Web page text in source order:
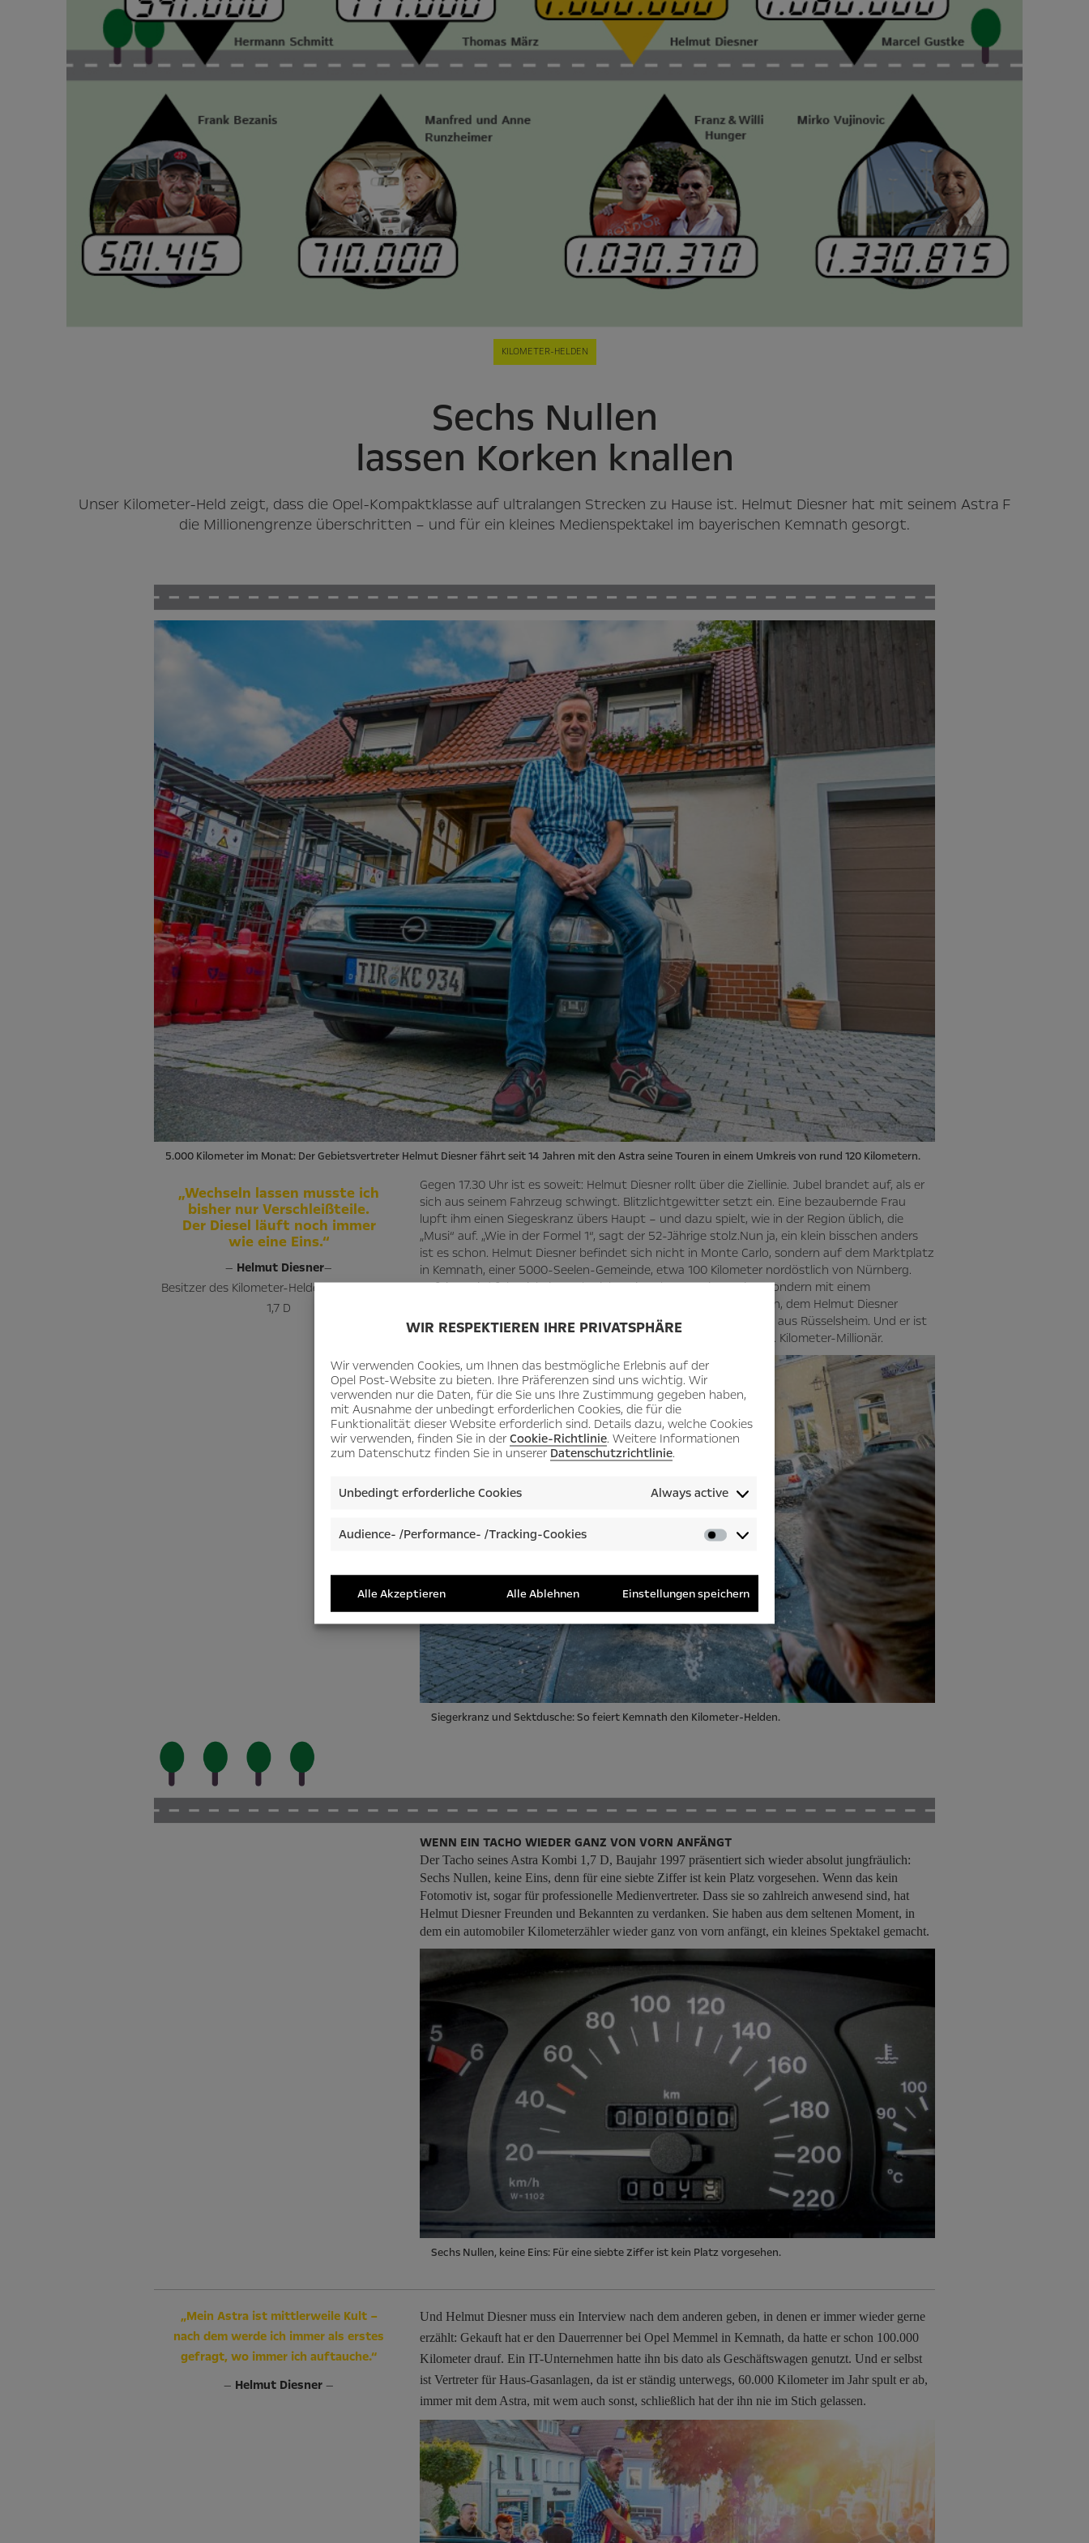
WIR RESPEKTIEREN IHRE PRIVATSPHÄRE
Wir verwenden Cookies, um Ihnen das bestmögliche Erlebnis auf der
Opel Post-Website zu bieten. Ihre Präferenzen sind uns wichtig. Wir
verwenden nur die Daten, für die Sie uns Ihre Zustimmung gegeben haben,
mit Ausnahme der unbedingt erforderlichen Cookies, die für die
Funktionalität dieser Website erforderlich sind. Details dazu, welche Cookies
wir verwenden, finden Sie in der Cookie-Richtlinie. Weitere Informationen
zum Datenschutz finden Sie in unserer Datenschutzrichtlinie.
Unbedingt erforderliche Cookies Always active
Audience- /Performance- /Tracking-Cookies
Audience-
/Performance-
/Tracking-
Cookies
Alle Akzeptieren Alle Ablehnen Einstellungen speichern
KILOMETER-HELDEN
Sechs Nullen
lassen Korken knallen
Unser Kilometer-Held zeigt, dass die Opel-Kompaktklasse auf ultralangen Strecken zu Hause ist. Helmut Diesner hat mit seinem Astra F
die Millionengrenze überschritten – und für ein kleines Medienspektakel im bayerischen Kemnath gesorgt.
5.000 Kilometer im Monat: Der Gebietsvertreter Helmut Diesner fährt seit 14 Jahren mit den Astra seine Touren in einem Umkreis von rund 120 Kilometern.
„Wechseln lassen musste ich
bisher nur Verschleißteile.
Der Diesel läuft noch immer
wie eine Eins.“
— Helmut Diesner—
Besitzer des Kilometer-Helden Astra Kombi
1,7 D
Gegen 17.30 Uhr ist es soweit: Helmut Diesner rollt über die Ziellinie. Jubel brandet auf, als er
sich aus seinem Fahrzeug schwingt. Blitzlichtgewitter setzt ein. Eine bezaubernde Frau
lupft ihm einen Siegeskranz übers Haupt – und dazu spielt, wie in der Region üblich, die
„Musi“ auf. „Wie in der Formel 1“, sagt der 52-Jährige stolz.Nun ja, ein klein bisschen anders
ist es schon. Helmut Diesner befindet sich nicht in Monte Carlo, sondern auf dem Marktplatz
in Kemnath, einer 5000-Seelen-Gemeinde, etwa 100 Kilometer nordöstlich von Nürnberg.
Gefeiert wird folgerichtig auch nicht mit Schampus im Casino, sondern mit einem
oberpfälzischen Bier in der „Zoiglstube zum Hoiderer“. Der Wagen, dem Helmut Diesner
entstiegen ist, ist kein Formel 1-Bolide, sondern ein 82-PS-Astra aus Rüsselsheim. Und er ist
soeben nicht Formel 1-Weltmeister geworden, sondern Millionär. Kilometer-Millionär.
Siegerkranz und Sektdusche: So feiert Kemnath den Kilometer-Helden.
WENN EIN TACHO WIEDER GANZ VON VORN ANFÄNGT
Der Tacho seines Astra Kombi 1,7 D, Baujahr 1997 präsentiert sich wieder absolut jungfräulich:
Sechs Nullen, keine Eins, denn für eine siebte Ziffer ist kein Platz vorgesehen. Wenn das kein
Fotomotiv ist, sogar für professionelle Medienvertreter. Dass sie so zahlreich anwesend sind, hat
Helmut Diesner Freunden und Bekannten zu verdanken. Sie haben aus dem seltenen Moment, in
dem ein automobiler Kilometerzähler wieder ganz von vorn anfängt, ein kleines Spektakel gemacht.
Sechs Nullen, keine Eins: Für eine siebte Ziffer ist kein Platz vorgesehen.
„Mein Astra ist mittlerweile Kult –
nach dem werde ich immer als erstes
gefragt, wo immer ich auftauche.“
— Helmut Diesner —
Und Helmut Diesner muss ein Interview nach dem anderen geben, in denen er immer wieder gerne
erzählt: Gekauft hat er den Dauerrenner bei Opel Memmel in Kemnath, da hatte er schon 100.000
Kilometer drauf. Ein IT-Unternehmen hatte ihn bis dato als Geschäftswagen genutzt. Und er selbst
ist Vertreter für Haus-Gasanlagen, da ist er ständig unterwegs, 60.000 Kilometer im Jahr spult er ab,
immer mit dem Astra, mit wem auch sonst, schließlich hat der ihn nie im Stich gelassen.